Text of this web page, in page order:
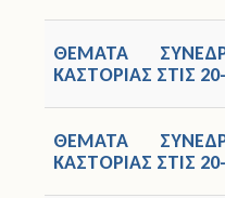
ΘΕΜΑΤΑ
ΚΑΣΤΟΡΙΑΣ ΣΤΙΣ
ΘΕΜΑΤΑ
ΚΑΣΤΟΡΙΑΣ ΣΤΙΣ